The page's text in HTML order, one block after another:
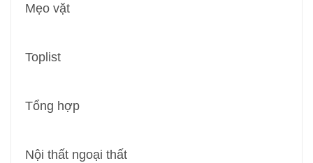
Mẹo vặt
Toplist
Tổng hợp
Nội thất ngoại thất